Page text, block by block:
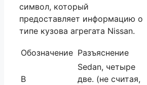
символ, который
предоставляет информацию о
типе кузова агрегата Nissan.
Обозначение Разъяснение
В
Sedan, четыре
две. (не считая,